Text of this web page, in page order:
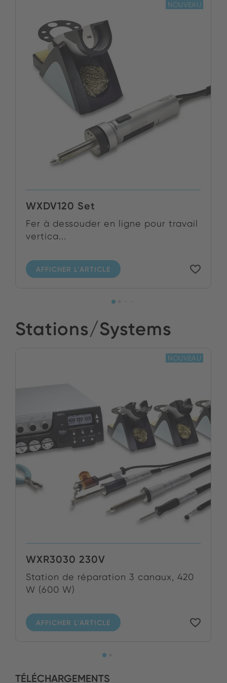
WXDV120 Set
Fer à dessouder en ligne pour travail
vertica...
AFFICHER L'ARTICLE
NOUVEAU
Stations/Systems
WXR3030 230V
Station de réparation 3 canaux, 420
W (600 W)
AFFICHER L'ARTICLE
NOUVEAU
TÉLÉCHARGEMENTS